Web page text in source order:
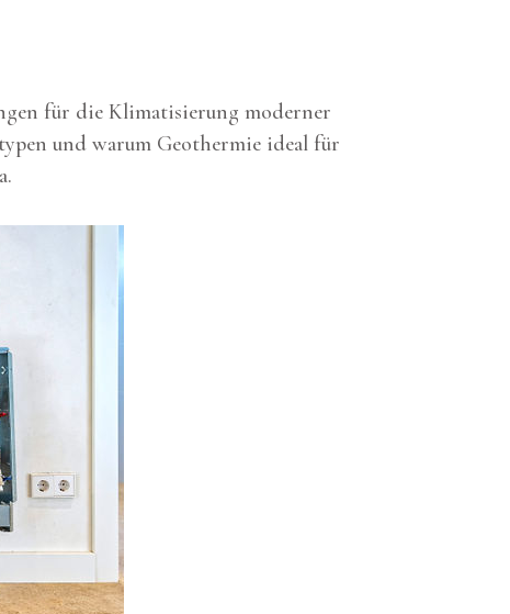
für die Klimatisierung moderner
und warum Geothermie ideal für